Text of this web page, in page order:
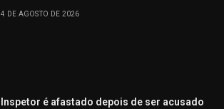
4 DE AGOSTO DE 2026
Inspetor é afastado depois de ser acusado